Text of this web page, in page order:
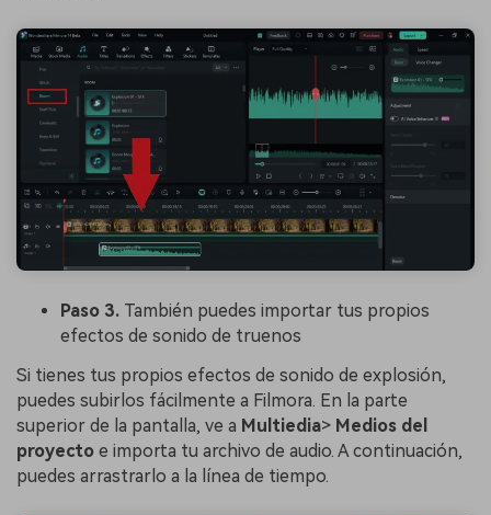
Paso 3. También puedes importar tus propios
efectos de sonido de truenos
Si tienes tus propios efectos de sonido de explosión,
puedes subirlos fácilmente a Filmora. En la parte
superior de la pantalla, ve a Multiedia> Medios del
proyecto e importa tu archivo de audio. A continuación,
puedes arrastrarlo a la línea de tiempo.